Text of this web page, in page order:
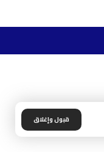
قبول وإغلاق